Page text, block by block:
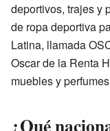
deportivos, trajes y
de ropa deportiva
Latina, llamada
Oscar de la Renta
muebles y
¿Qué